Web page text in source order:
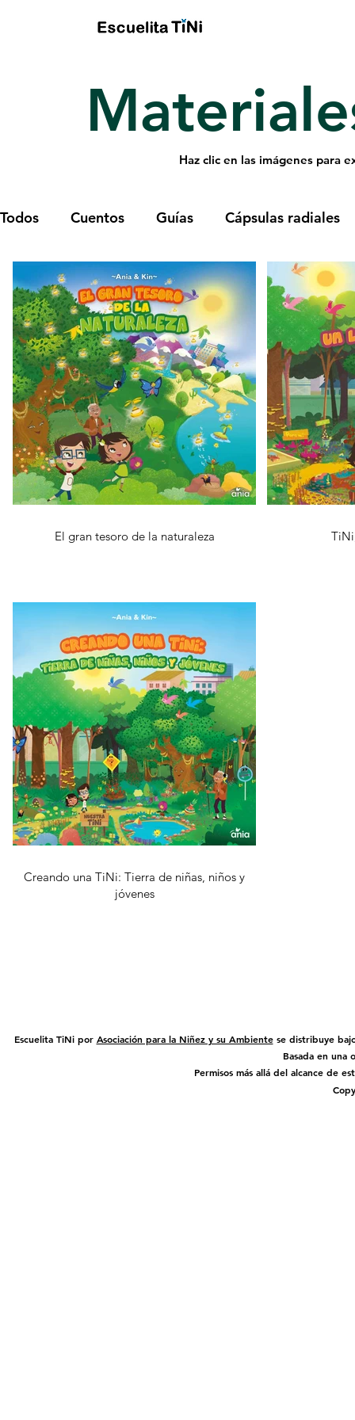
Haz clic en las imágenes para
Todos Cuentos Guías Cápsulas radiales
El gran tesoro de la naturaleza
Creando una TiNi: Tierra de niñas, niños y
jóvenes
Escuelita TiNi por Asociación para la Niñez y su Ambientese distribuye
Basada en una
Permisos más allá del alcance de